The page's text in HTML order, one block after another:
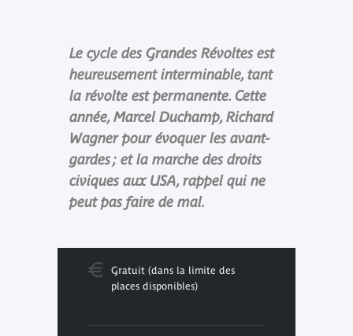
Le cycle des Grandes Révoltes est
heureusement interminable, tant
la révolte est permanente. Cette
année, Marcel Duchamp, Richard
Wagner pour évoquer les avant-
gardes ; et la marche des droits
civiques aux USA, rappel qui ne
peut pas faire de mal.
Gratuit (dans la limite des
places disponibles)